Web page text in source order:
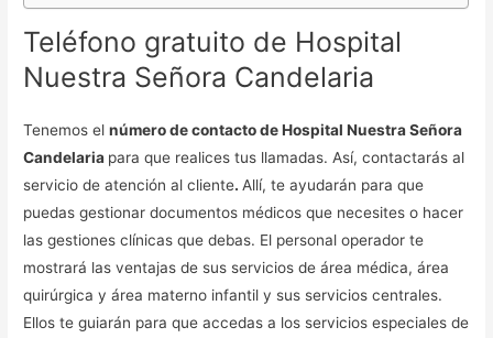
Teléfono gratuito de Hospital
Nuestra Señora Candelaria
Tenemos elnúmero de contacto de Hospital Nuestra Señora
Candelaria para que realices tus llamadas. Así, contactarás al
servicio de atención al cliente. Allí, te ayudarán para que
puedas gestionar documentos médicos que necesites o hacer
las gestiones clínicas que debas. El personal operador te
mostrará las ventajas de sus servicios de área médica, área
quirúrgica y área materno infantil y sus servicios centrales.
Ellos te guiarán para que accedas a los servicios especiales de